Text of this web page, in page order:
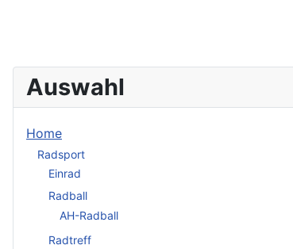
Auswahl
Home
Radsport
Einrad
Radball
AH-Radball
Radtreff